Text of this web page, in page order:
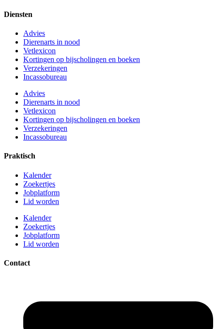
Diensten
Advies
Dierenarts in nood
Vetlexicon
Kortingen op bijscholingen en boeken
Verzekeringen
Incassobureau
Advies
Dierenarts in nood
Vetlexicon
Kortingen op bijscholingen en boeken
Verzekeringen
Incassobureau
Praktisch
Kalender
Zoekertjes
Jobplatform
Lid worden
Kalender
Zoekertjes
Jobplatform
Lid worden
Contact